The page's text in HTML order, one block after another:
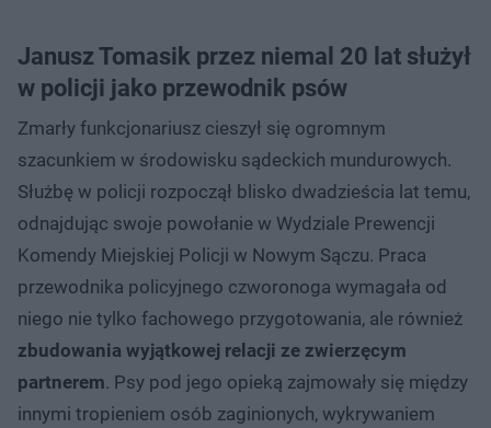
Janusz Tomasik przez niemal 20 lat służył
w policji jako przewodnik psów
Zmarły funkcjonariusz cieszył się ogromnym
szacunkiem w środowisku sądeckich mundurowych.
Służbę w policji rozpoczął blisko dwadzieścia lat temu,
odnajdując swoje powołanie w Wydziale Prewencji
Komendy Miejskiej Policji w Nowym Sączu. Praca
przewodnika policyjnego czworonoga wymagała od
niego nie tylko fachowego przygotowania, ale również
zbudowania wyjątkowej relacji ze zwierzęcym
partnerem. Psy pod jego opieką zajmowały się między
innymi tropieniem osób zaginionych, wykrywaniem